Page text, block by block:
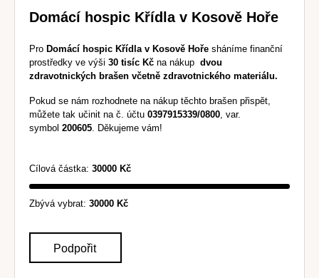
Domácí hospic Křídla v Kosově Hoře
Pro Domácí hospic Křídla v Kosově Hoře sháníme finanční
prostředky ve výši 30 tisíc Kč na nákup dvou
zdravotnických brašen včetně zdravotnického materiálu.
Pokud se nám rozhodnete na nákup těchto brašen přispět,
můžete tak učinit na č. účtu 0397915339/0800, var.
symbol 200605. Děkujeme vám!
Cílová částka: 30000 Kč
Zbývá vybrat: 30000 Kč
Podpořit